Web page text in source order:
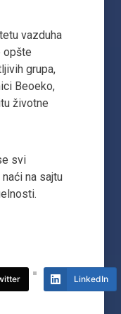
vazduha
opšte
grupa,
Beoeko,
životne
svi
na sajtu
LinkedIn